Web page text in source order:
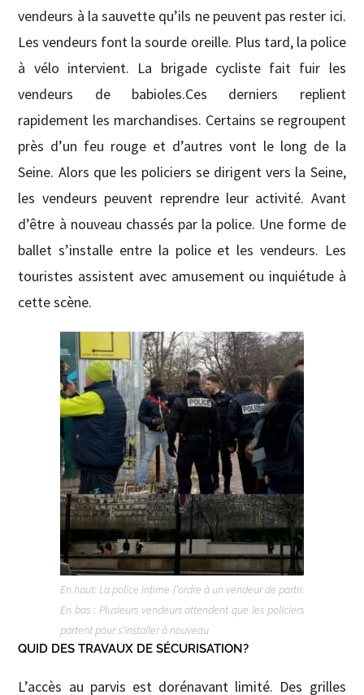
vendeurs à la sauvette qu’ils ne peuvent pas rester ici.
Les vendeurs font la sourde oreille. Plus tard, la police
à vélo intervient. La brigade cycliste fait fuir les
vendeurs de babioles.Ces derniers replient
rapidement les marchandises. Certains se regroupent
près d’un feu rouge et d’autres vont le long de la
Seine. Alors que les policiers se dirigent vers la Seine,
les vendeurs peuvent reprendre leur activité. Avant
d’être à nouveau chassés par la police. Une forme de
ballet s’installe entre la police et les vendeurs. Les
touristes assistent avec amusement ou inquiétude à
cette scène.
En haut: La police intime l’ordre à un vendeur de partir.
En bas : Plusieurs vendeurs attendent que les policiers
partent pour s’installer à nouveau
QUID DES TRAVAUX DE SÉCURISATION?
L’accès au parvis est dorénavant limité. Des grilles